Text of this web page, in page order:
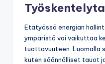
Etätyössä energian
ympäristö voi vaikuttaa
tuottavuuteen. Luomalla
kuten säännölliset tauot